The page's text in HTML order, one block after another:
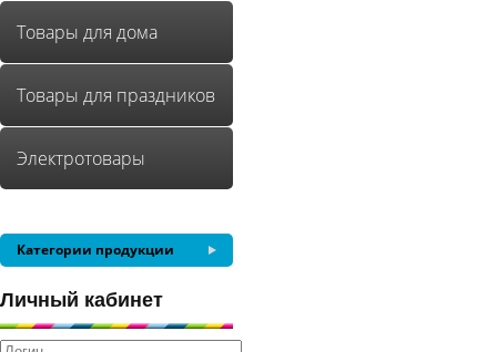
Товары для дома
Товары для праздников
Электротовары
Категории продукции
Личный кабинет